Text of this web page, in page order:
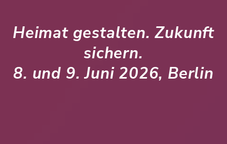
Heimat gestalten. Zukunft
sichern.
8. und 9. Juni 2026, Berlin